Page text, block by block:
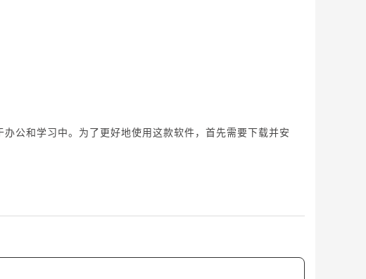
公和学习中。为了更好地使用这款软件，首先需要下载并安